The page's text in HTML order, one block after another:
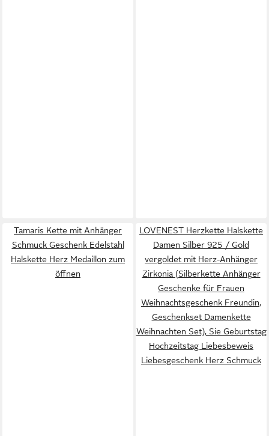
Tamaris Kette mit Anhänger
Schmuck Geschenk Edelstahl
Halskette Herz Medaillon zum
öffnen
LOVENEST Herzkette Halskette
Damen Silber 925 / Gold
vergoldet mit Herz-Anhänger
Zirkonia (Silberkette Anhänger
Geschenke für Frauen
Weihnachtsgeschenk Freundin,
Geschenkset Damenkette
Weihnachten Set), Sie Geburtstag
Hochzeitstag Liebesbeweis
Liebesgeschenk Herz Schmuck